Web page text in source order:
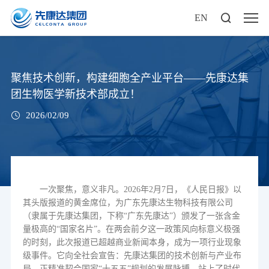
EN
聚焦技术创新，构建细胞全产业平台——先康达集
团生物医学新技术部成立！
2026/02/09
一次聚焦，意义非凡。 2026年2月 7日，
《人民日报》以
其头版报道的黄金席位，为广东先康达生物科技有限公司
（隶属于先康达集团，下称“广东先康达”）颁发了一张含金
量极高的“国家名片”。在两会前夕这一政策风向标意义极强
的时刻，此次报道已超越商业新闻本身，成为一项行业现象
级事件。它向全社会宣告：先康达集团的技术创新与产业布